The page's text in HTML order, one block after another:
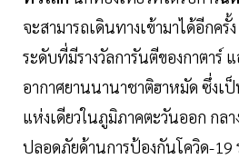
จะสามารถเดินทางเข้ามาได้อีกครั้
ระดับที่มีรางวัลการันตีของกาตาร์
อากาศยานนานาชาติฮาหมัด ซึ่ง
แห่งเดียวในภูมิภาคตะวันออก กล
ปลอดภัยด้านการป้องกันโควิด-19